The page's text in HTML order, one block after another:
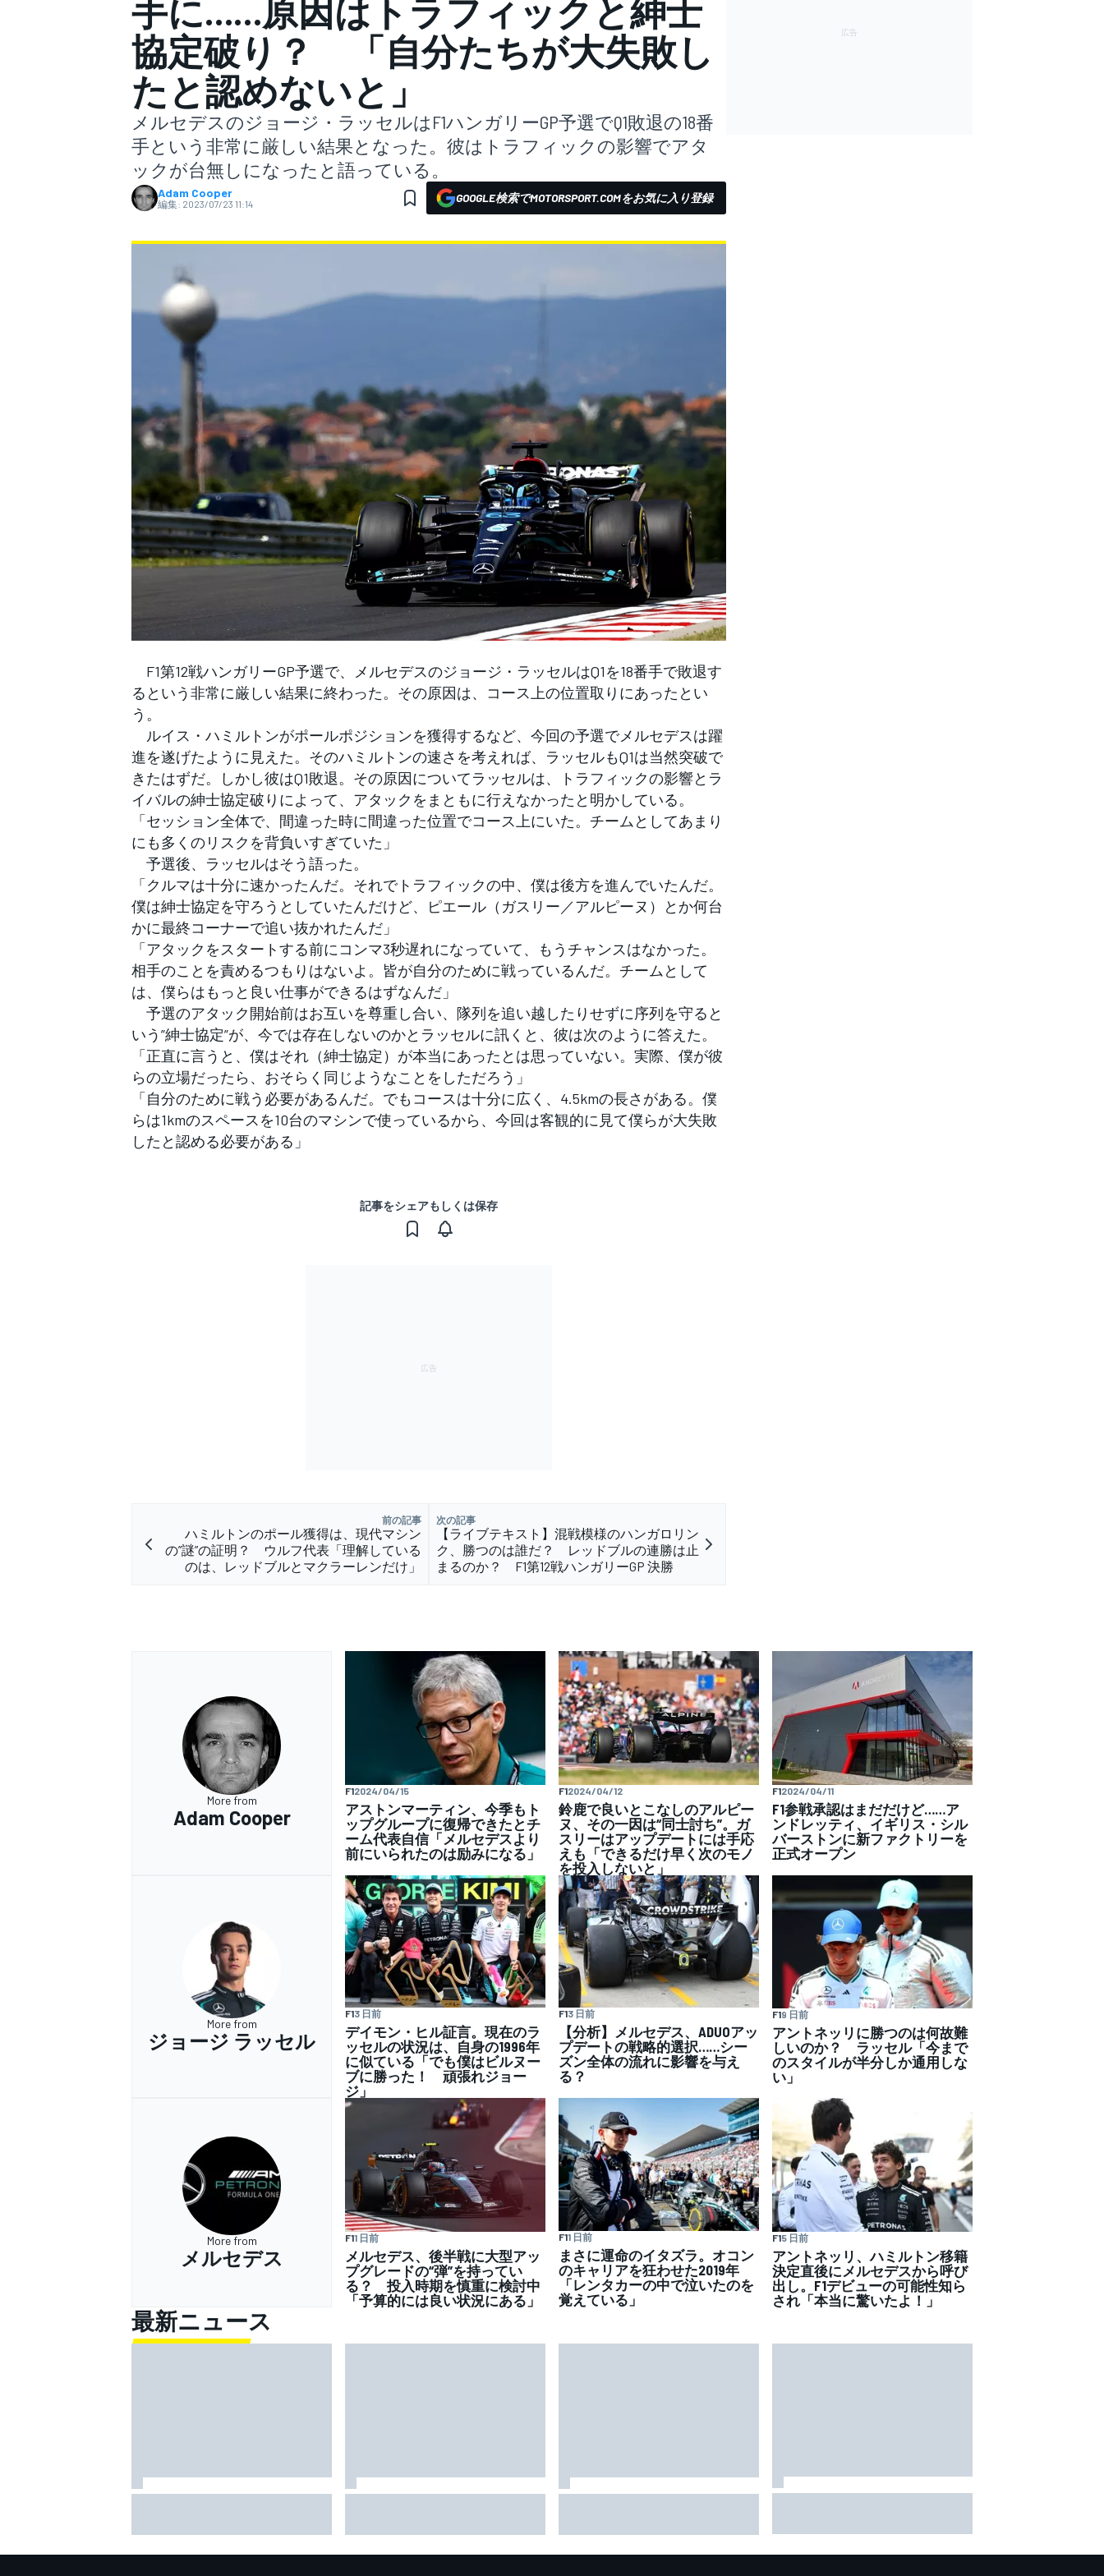
スーパーフォーミュラ
WEC
フォーミュラE
手に……原因はトラフィックと紳士
協定破り？ 「自分たちが大失敗し
たと認めないと」
メルセデスのジョージ・ラッセルはF1ハンガリーGP予選でQ1敗退の18番
手という非常に厳しい結果となった。彼はトラフィックの影響でアタ
ックが台無しになったと語っている。
Adam Cooper
編集: 2023/07/23 11:14 GOOGLE検索でMOTORSPORT.COMをお気に入り登録
F1第12戦ハンガリーGP予選で、メルセデスのジョージ・ラッセルはQ1を18番手で敗退す
るという非常に厳しい結果に終わった。その原因は、コース上の位置取りにあったとい
う。
ルイス・ハミルトンがポールポジションを獲得するなど、今回の予選でメルセデスは躍
進を遂げたように見えた。そのハミルトンの速さを考えれば、ラッセルもQ1は当然突破で
きたはずだ。しかし彼はQ1敗退。その原因についてラッセルは、トラフィックの影響とラ
イバルの紳士協定破りによって、アタックをまともに行えなかったと明かしている。
「セッション全体で、間違った時に間違った位置でコース上にいた。チームとしてあまり
にも多くのリスクを背負いすぎていた」
予選後、ラッセルはそう語った。
「クルマは十分に速かったんだ。それでトラフィックの中、僕は後方を進んでいたんだ。
僕は紳士協定を守ろうとしていたんだけど、ピエール（ガスリー／アルピーヌ）とか何台
かに最終コーナーで追い抜かれたんだ」
「アタックをスタートする前にコンマ3秒遅れになっていて、もうチャンスはなかった。
相手のことを責めるつもりはないよ。皆が自分のために戦っているんだ。チームとして
は、僕らはもっと良い仕事ができるはずなんだ」
予選のアタック開始前はお互いを尊重し合い、隊列を追い越したりせずに序列を守ると
いう”紳士協定”が、今では存在しないのかとラッセルに訊くと、彼は次のように答えた。
「正直に言うと、僕はそれ（紳士協定）が本当にあったとは思っていない。実際、僕が彼
らの立場だったら、おそらく同じようなことをしただろう」
「自分のために戦う必要があるんだ。でもコースは十分に広く、4.5kmの長さがある。僕
らは1kmのスペースを10台のマシンで使っているから、今回は客観的に見て僕らが大失敗
したと認める必要がある」
記事をシェアもしくは保存
前の記事
ハミルトンのポール獲得は、現代マシン
の”謎”の証明？ ウルフ代表「理解している
のは、レッドブルとマクラーレンだけ」
次の記事
【ライブテキスト】混戦模様のハンガロリン
ク、勝つのは誰だ？ レッドブルの連勝は止
まるのか？ F1第12戦ハンガリーGP 決勝
More from
Adam Cooper
F12024/04/15
アストンマーティン、今季もト
ップグループに復帰できたとチ
ーム代表自信「メルセデスより
前にいられたのは励みになる」
F12024/04/12
鈴鹿で良いとこなしのアルピー
ヌ、その一因は“同士討ち”。ガ
スリーはアップデートには手応
えも「できるだけ早く次のモノ
を投入しないと」
F12024/04/11
F1参戦承認はまだだけど……ア
ンドレッティ、イギリス・シル
バーストンに新ファクトリーを
正式オープン
More from
ジョージ ラッセル
F13 日前
デイモン・ヒル証言。現在のラ
ッセルの状況は、自身の1996年
に似ている「でも僕はビルヌー
ブに勝った！ 頑張れジョー
ジ」
F13 日前
【分析】メルセデス、ADUOアッ
プデートの戦略的選択……シー
ズン全体の流れに影響を与え
る？
F19 日前
アントネッリに勝つのは何故難
しいのか？ ラッセル「今まで
のスタイルが半分しか通用しな
い」
More from
メルセデス
F11 日前
メルセデス、後半戦に大型アッ
プグレードの“弾”を持ってい
る？ 投入時期を慎重に検討中
「予算的には良い状況にある」
F11 日前
まさに運命のイタズラ。オコン
のキャリアを狂わせた2019年
「レンタカーの中で泣いたのを
覚えている」
F15 日前
アントネッリ、ハミルトン移籍
決定直後にメルセデスから呼び
出し。F1デビューの可能性知ら
され「本当に驚いたよ！」
最新ニュース
を証明できた」